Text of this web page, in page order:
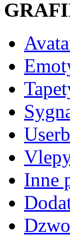
Inne